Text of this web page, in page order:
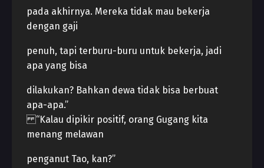
pada akhirnya. Mereka tidak mau bekerja
dengan gaji
penuh, tapi terburu-buru untuk bekerja, jadi
apa yang bisa
dilakukan? Bahkan dewa tidak bisa berbuat
apa-apa.”
“Kalau dipikir positif, orang Gugang kita
menang melawan
penganut Tao, kan?”